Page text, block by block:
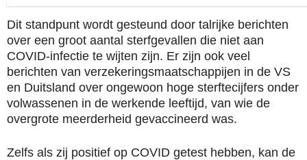
Dit standpunt wordt gesteund door talrijke berichten
over een groot aantal sterfgevallen die niet aan
COVID-infectie te wijten zijn. Er zijn ook veel
berichten van verzekeringsmaatschappijen in de VS
en Duitsland over ongewoon hoge sterftecijfers onder
volwassenen in de werkende leeftijd, van wie de
overgrote meerderheid gevaccineerd was.
Zelfs als zij positief op COVID getest hebben, kan de